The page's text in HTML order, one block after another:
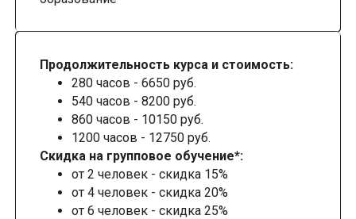
Продолжительность курса и стоимость:
280 часов - 6650 руб.
540 часов - 8200 руб.
860 часов - 10150 руб.
1200 часов - 12750 руб.
Скидка на групповое обучение*:
от 2 человек - скидка 15%
от 4 человек - скидка 20%
от 6 человек - скидка 25%